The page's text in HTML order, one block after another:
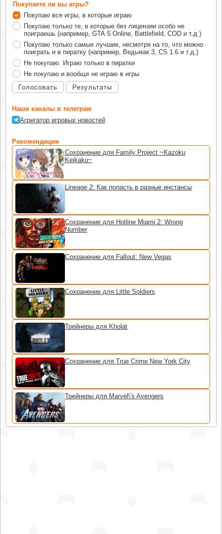
Покупаете ли вы игры?
Покупаю все игры, в которые играю
Покупаю только те, в которые без лицензии особо не
поиграешь (например, GTA 5 Online, Battlefield, COD и т.д.)
Покупаю только самые лучшие, несмотря на то, что можно
поиграть и в пиратку (например, Ведьмак 3, CS 1.6 и т.д.)
Не покупаю. Играю только в пиратки
Не покупаю и вообще не играю в игры
Голосовать
Результаты
Наши каналы в телеграм
Агрегатор игровых новостей
Рекомендации
Сохранение для Family Project ~Kazoku
Keikaku~
Lineage 2: Как попасть в разные инстансы
Сохранение для Hotline Miami 2: Wrong
Number
Сохранение для Fallout: New Vegas
Сохранение для Little Soldiers
Трейнеры для Kholat
Сохранение для True Crime New York City
Трейнеры для Marvel\'s Avengers